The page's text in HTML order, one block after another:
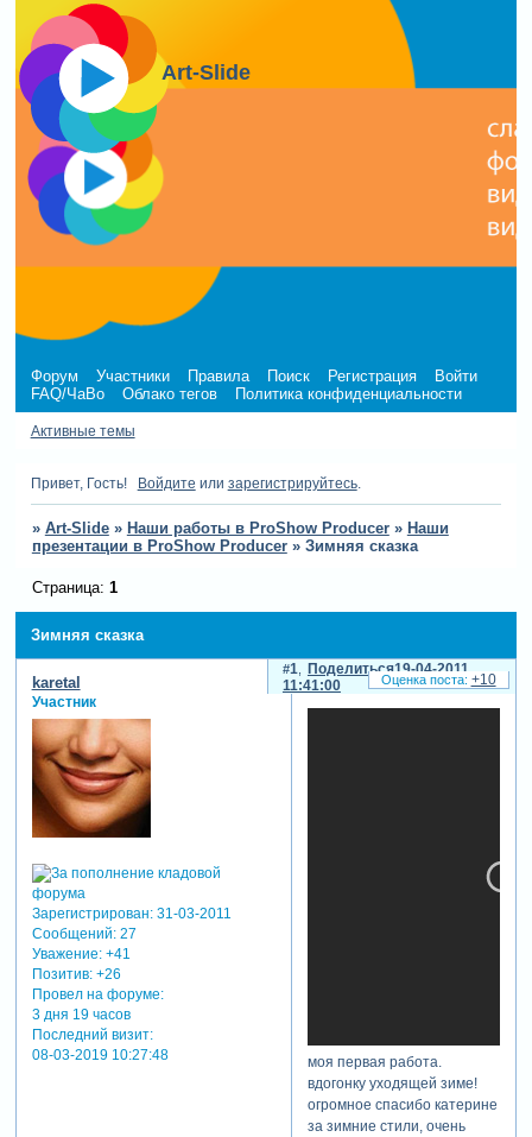
Art-Slide
Форум Участники Правила Поиск Регистрация
Войти
FAQ/ЧаВо
Облако тегов Политика конфиденциальности
Активные темы
Привет, Гость! Войдите или зарегистрируйтесь.
» Art-Slide » Наши работы в ProShow Producer » Наши
презентации в ProShow Producer » Зимняя сказка
Зимняя сказка
Страница: 1
Поделиться
1
19-04-2011
11:41:00
karetal
Участник
Зарегистрирован: 31-03-2011
Сообщений:27
Уважение: +41
Позитив: +26
Провел на форуме:
3 дня 19 часов
Последний визит:
08-03-2019 10:27:48
моя первая работа.
вдогонку уходящей зиме!
огромное спасибо катерине
за зимние стили, очень
+10